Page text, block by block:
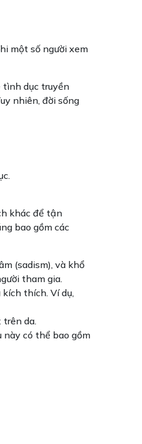
một số người xem
tình dục truyền
nhiên, đời sống
khác để tận
bao gồm các
(sadism), và khổ
tham gia.
thích. Ví dụ,
trên da.
này có thể bao gồm